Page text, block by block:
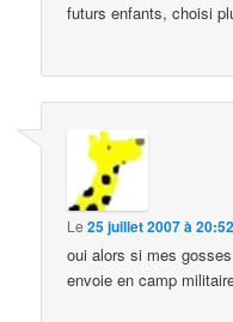
futurs enfants, choisi
Le25 juillet 2007 à 20:52
oui alors si mes
envoie en camp